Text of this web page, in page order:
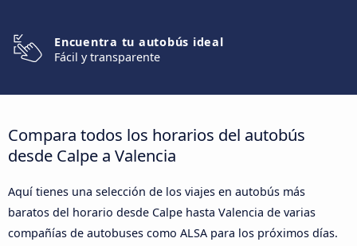
Encuentra tu autobús ideal
Fácil y transparente
Compara todos los horarios del autobús
desde Calpe a Valencia
Aquí tienes una selección de los viajes en autobús más
baratos del horario desde Calpe hasta Valencia de varias
compañías de autobuses como ALSA para los próximos días.